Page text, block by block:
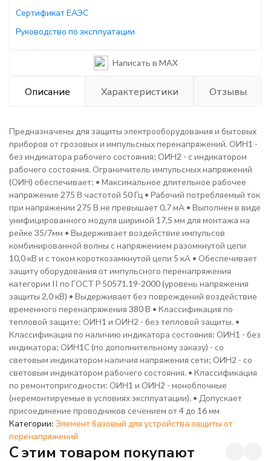
Сертификат ЕАЭС
Руководство по эксплуатации
Написать в MAX
Описание Характеристики Отзывы
Предназначены для защиты электрооборудования и бытовых
приборов от грозовых и импульсных перенапряжений. ОИН1 -
без индикатора рабочего состояния; ОИН2 - с индикатором
рабочего состояния. Ограничитель импульсных напряжений
(ОИН) обеспечивает: • Максимальное длительное рабочее
напряжение 275 В частотой 50 Гц • Рабочий потребляемый ток
при напряжении 275 В не превышает 0,7 мА • Выполнен в виде
унифицированного модуля шириной 17,5 мм для монтажа на
рейке 35/7мм • Выдерживает воздействие импульсов
комбинированной волны с напряжением разомкнутой цепи
10,0 кВ и с током короткозамкнутой цепи 5 кА • Обеспечивает
защиту оборудования от импульсного перенапряжения
категории II по ГОСТ Р 50571.19-2000 (уровень напряжения
защиты 2,0 кВ) • Выдерживает без повреждений воздействие
временного перенапряжения 380 В • Классификация по
тепловой защите: ОИН1 и ОИН2 - без тепловой защиты. •
Классификация по наличию индикатора состояния: ОИН1 - без
индикатора; ОИН1С (по дополнительному заказу) - со
световым индикатором наличия напряжения сети; ОИН2 - со
световым индикатором рабочего состояния. • Классификация
по ремонтопригодности: ОИН1 и ОИН2 - моноблочные
(неремонтируемые в условиях эксплуатации). • Допускает
присоединение проводников сечением от 4 до 16 мм
Категории: Элемент базовый для устройства защиты от
перенапряжений
C этим товаром покупают